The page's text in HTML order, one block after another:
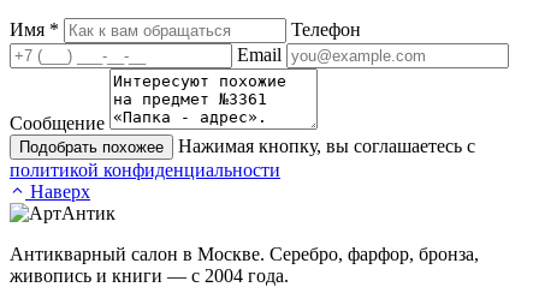
Имя *
Телефон
Email
Сообщение
Подобрать похожее
Нажимая кнопку, вы соглашаетесь с
политикой конфиденциальности
Наверх
Антикварный салон в Москве. Серебро, фарфор, бронза,
живопись и книги — с 2004 года.